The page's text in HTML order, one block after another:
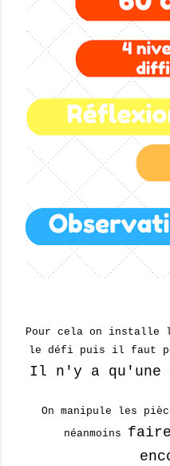
Pour cela on installe
le défi puis il faut
Il n'y a qu'une
On manipule les
néanmoins